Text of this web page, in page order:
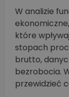
W analizie
które
stopach
brutto,
bezrobocia.
przewidzieć